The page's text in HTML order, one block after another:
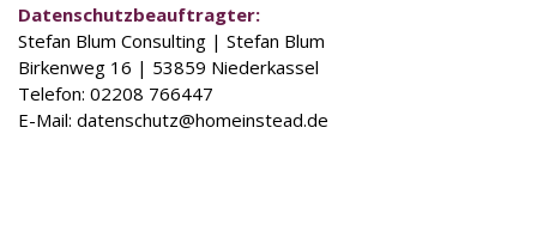
Datenschutz­beauftragter:
Stefan Blum Consulting | Stefan Blum
Birkenweg 16 | 53859 Niederkassel
Telefon: 02208 766447
E-Mail: datenschutz@homeinstead.de